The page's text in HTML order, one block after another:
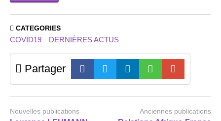
CATEGORIES
COVID19 DERNIÈRES ACTUS
Partager
Nouvelles publications Anciennes publications